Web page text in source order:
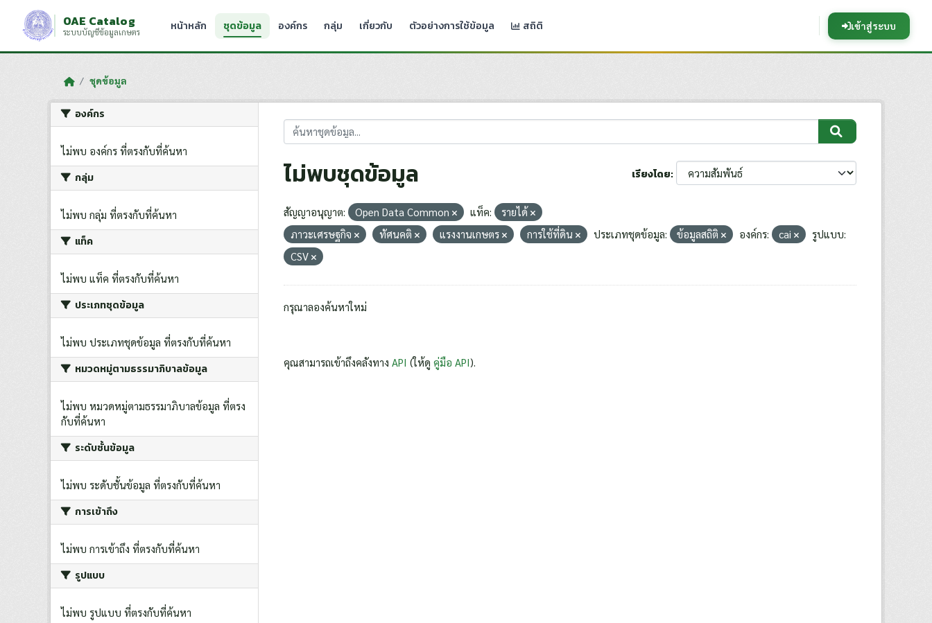
Skip to main content
OAE Catalog
ระบบบัญชีข้อมูลเกษตร หน้าหลัก ชุดข้อมูล องค์กร กลุ่ม เกี่ยวกับ ตัวอย่างการใช้ข้อมูล สถิติ เข้าสู่ระบบ
ชุดข้อมูล
องค์กร
ไม่พบ องค์กร ที่ตรงกับที่ค้นหา
กลุ่ม
ไม่พบ กลุ่ม ที่ตรงกับที่ค้นหา
แท็ค
ไม่พบ แท็ค ที่ตรงกับที่ค้นหา
ประเภทชุดข้อมูล
ไม่พบ ประเภทชุดข้อมูล ที่ตรงกับที่ค้นหา
หมวดหมู่ตามธรรมาภิบาลข้อมูล
ไม่พบ หมวดหมู่ตามธรรมาภิบาลข้อมูล ที่ตรง
กับที่ค้นหา
ระดับชั้นข้อมูล
ไม่พบ ระดับชั้นข้อมูล ที่ตรงกับที่ค้นหา
การเข้าถึง
ไม่พบ การเข้าถึง ที่ตรงกับที่ค้นหา
รูปแบบ
ไม่พบ รูปแบบ ที่ตรงกับที่ค้นหา
เรียงโดย
ไม่พบชุดข้อมูล
สัญญาอนุญาต: Open Data Common แท็ค:
รายได้
ภาวะเศรษฐกิจ
ทัศนคติ แรงงานเกษตร การใช้ที่ดิน ประเภทชุดข้อมูล: ข้อมูลสถิติ องค์กร: cai
รูปแบบ:
CSV
กรุณาลองค้นหาใหม่
คุณสามารถเข้าถึงคลังทาง API (ให้ดู คู่มือ API).